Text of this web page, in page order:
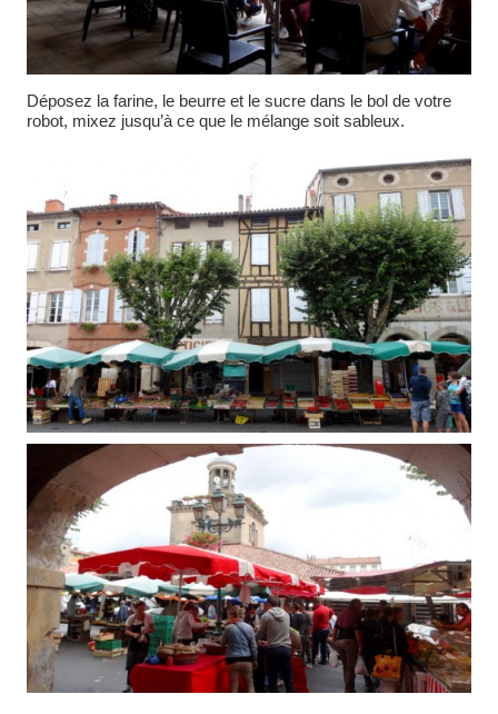
Déposez la farine, le beurre et le sucre dans le bol de votre
robot, mixez jusqu’à ce que le mélange soit sableux.